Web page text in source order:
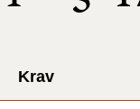
Krav